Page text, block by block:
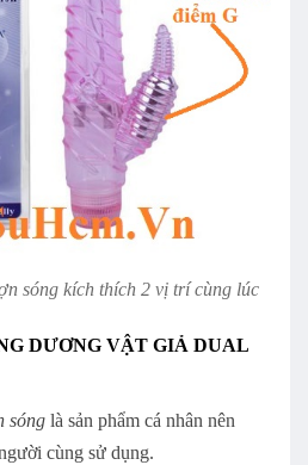
sóng kích thích 2 vị trí cùng lúc
DƯƠNG VẬT GIẢ DUAL
sóng là sản phẩm cá nhân nên
cùng sử dụng.